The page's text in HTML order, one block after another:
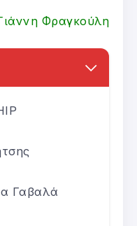
Φραγκούλη
Γαβαλά